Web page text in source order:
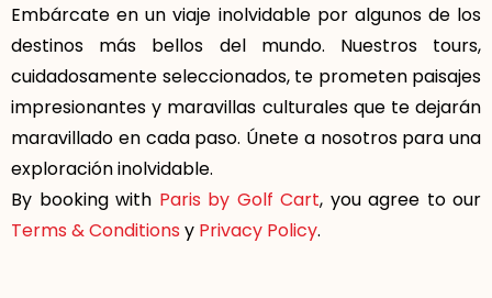
Embárcate en un viaje inolvidable por algunos de los
destinos más bellos del mundo. Nuestros tours,
cuidadosamente seleccionados, te prometen paisajes
impresionantes y maravillas culturales que te dejarán
maravillado en cada paso. Únete a nosotros para una
exploración inolvidable.
By booking with Paris by Golf Cart, you agree to our
Terms & Conditions y Privacy Policy.